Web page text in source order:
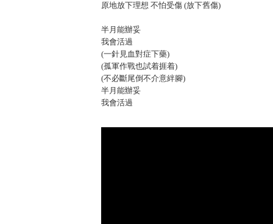
原地放下理想 不怕受傷 (放下舊傷)
半月能辦妥
我會活過
(一針見血對症下藥)
(孤軍作戰也試着捱着)
(不必斷尾倒不介意絆腳)
半月能辦妥
我會活過